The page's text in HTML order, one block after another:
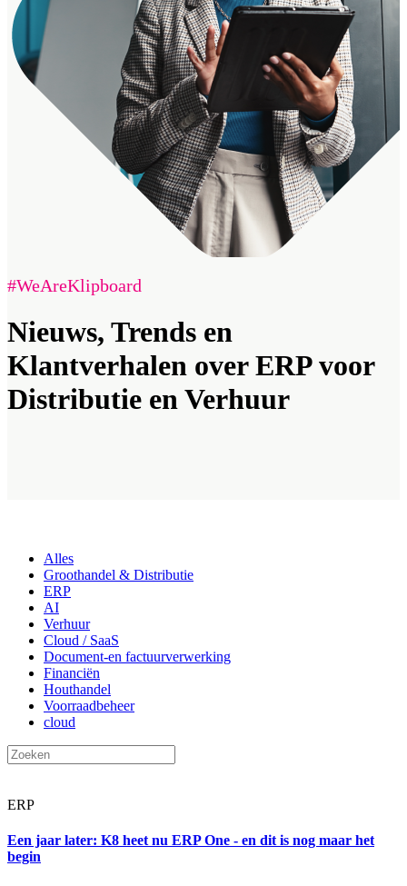
#WeAreKlipboard
Nieuws, Trends en
Klantverhalen over ERP voor
Distributie en Verhuur
Alles
Groothandel & Distributie
ERP
AI
Verhuur
Cloud / SaaS
Document-en factuurverwerking
Financiën
Houthandel
Voorraadbeheer
cloud
ERP
Een jaar later: K8 heet nu ERP One - en dit is nog maar het
begin